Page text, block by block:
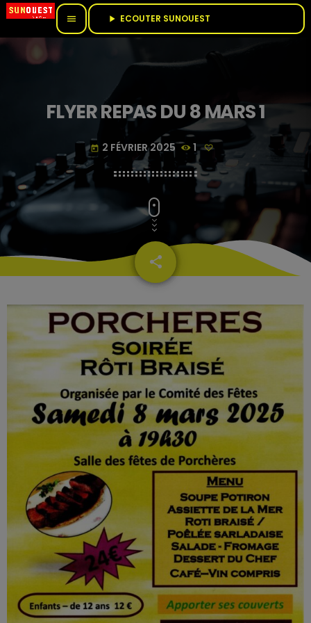
menu play_arrow
FLYER REPAS DU 8 MARS 1
today 2 FÉVRIER 2025 1
share
email